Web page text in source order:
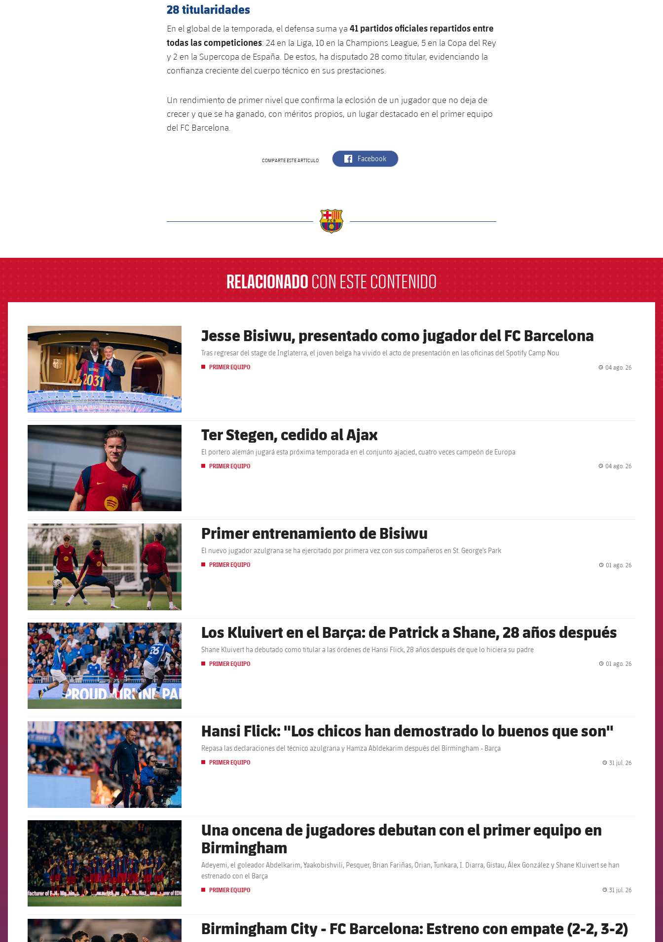
28 titularidades
En el global de la temporada, el defensa suma ya 41 partidos oficiales repartidos entre
todas las competiciones: 24 en la Liga, 10 en la Champions League, 5 en la Copa del Rey
y 2 en la Supercopa de España. De estos, ha disputado 28 como titular, evidenciando la
confianza creciente del cuerpo técnico en sus prestaciones.
Un rendimiento de primer nivel que confirma la eclosión de un jugador que no deja de
crecer y que se ha ganado, con méritos propios, un lugar destacado en el primer equipo
del FC Barcelona.
COMPARTE ESTE ARTÍCULO label.aria.facebook
Facebook
RELACIONADO CON ESTE CONTENIDO
FCB Barcelona badge Jesse Bisiwu, presentado como jugador del FC Barcelona
Tras regresar del stage de Inglaterra, el joven belga ha vivido el acto de presentación en las oficinas del Spotify Camp Nou
PRIMER EQUIPO 04 ago. 26
FCB Barcelona badge Ter Stegen, cedido al Ajax
El portero alemán jugará esta próxima temporada en el conjunto ajacied, cuatro veces campeón de Europa
PRIMER EQUIPO 04 ago. 26
FCB Barcelona badge Primer entrenamiento de Bisiwu
El nuevo jugador azulgrana se ha ejercitado por primera vez con sus compañeros en St. George's Park
PRIMER EQUIPO 01 ago. 26
FCB Barcelona badge Los Kluivert en el Barça: de Patrick a Shane, 28 años después
Shane Kluivert ha debutado como titular a las órdenes de Hansi Flick, 28 años después de que lo hiciera su padre
PRIMER EQUIPO 01 ago. 26
FCB Barcelona badge Hansi Flick: "Los chicos han demostrado lo buenos que son"
Repasa las declaraciones del técnico azulgrana y Hamza Abldekarim después del Birmingham - Barça
PRIMER EQUIPO 31 jul. 26
FCB Barcelona badge
Una oncena de jugadores debutan con el primer equipo en
Birmingham
Adeyemi, el goleador Abdelkarim, Yaakobishvili, Pesquer, Brian Fariñas, Orian, Tunkara, I. Diarra, Gistau, Álex González y Shane Kluivert se han
estrenado con el Barça
PRIMER EQUIPO 31 jul. 26
FCB Barcelona badge Birmingham City - FC Barcelona: Estreno con empate (2-2, 3-2)